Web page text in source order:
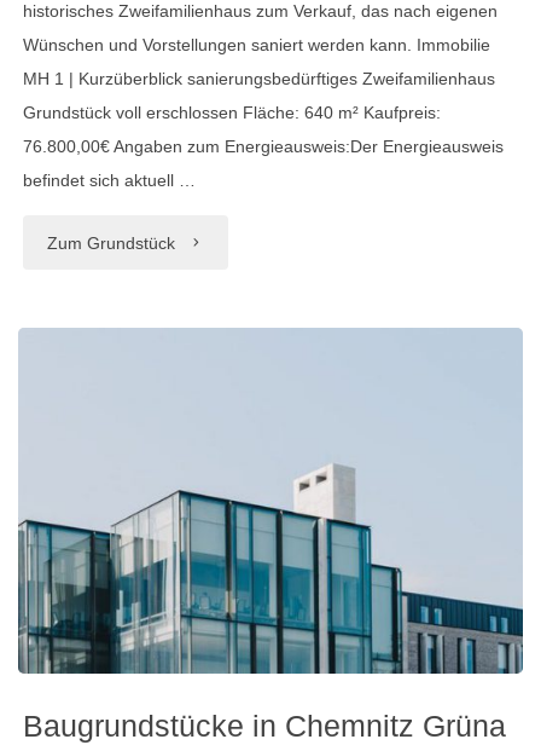
historisches Zweifamilienhaus zum Verkauf, das nach eigenen
Wünschen und Vorstellungen saniert werden kann. Immobilie
MH 1 | Kurzüberblick sanierungsbedürftiges Zweifamilienhaus
Grundstück voll erschlossen Fläche: 640 m² Kaufpreis:
76.800,00€ Angaben zum Energieausweis:Der Energieausweis
befindet sich aktuell …
Zum Grundstück "Baugrundstücke
Baugrundstücke in Chemnitz Grüna